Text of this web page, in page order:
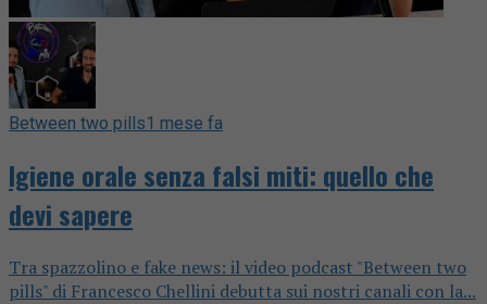
Between two pills1 mese fa
Igiene orale senza falsi miti: quello che
devi sapere
Tra spazzolino e fake news: il video podcast "Between two
pills" di Francesco Chellini debutta sui nostri canali con la...